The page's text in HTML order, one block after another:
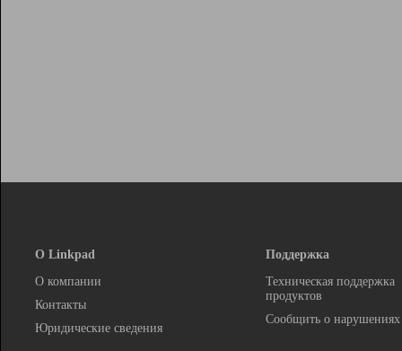
О Linkpad
О компании
Контакты
Юридические сведения
Поддержка
Техническая поддержка
продуктов
Сообщить о нарушениях